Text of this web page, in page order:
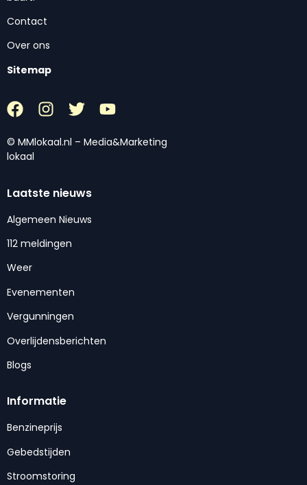
Contact
Over ons
Sitemap
© MMlokaal.nl – Media&Marketing
lokaal
Laatste nieuws
Algemeen Nieuws
112 meldingen
Weer
Evenementen
Vergunningen
Overlijdensberichten
Blogs
Informatie
Benzineprijs
Gebedstijden
Stroomstoring